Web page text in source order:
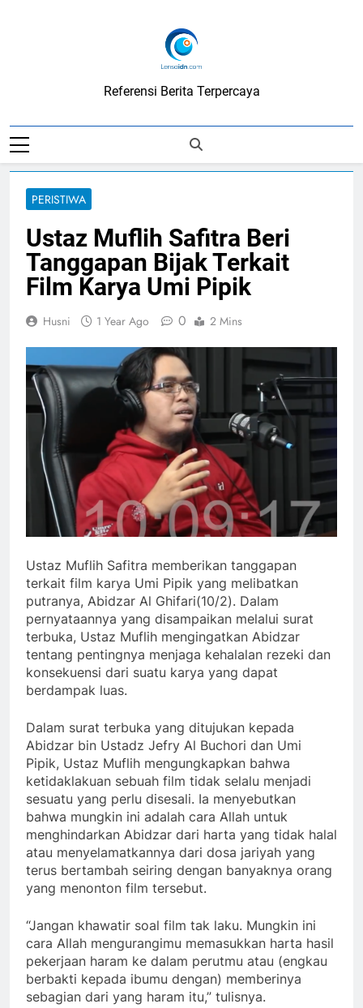
LensaIDN
Referensi Berita Terpercaya
PERISTIWA
Ustaz Muflih Safitra Beri
Tanggapan Bijak Terkait
Film Karya Umi Pipik
Husni 1 Year Ago 0 2 Mins
Ustaz Muflih Safitra memberikan tanggapan
terkait film karya Umi Pipik yang melibatkan
putranya, Abidzar Al Ghifari(10/2). Dalam
pernyataannya yang disampaikan melalui surat
terbuka, Ustaz Muflih mengingatkan Abidzar
tentang pentingnya menjaga kehalalan rezeki dan
konsekuensi dari suatu karya yang dapat
berdampak luas.
Dalam surat terbuka yang ditujukan kepada
Abidzar bin Ustadz Jefry Al Buchori dan Umi
Pipik, Ustaz Muflih mengungkapkan bahwa
ketidaklakuan sebuah film tidak selalu menjadi
sesuatu yang perlu disesali. Ia menyebutkan
bahwa mungkin ini adalah cara Allah untuk
menghindarkan Abidzar dari harta yang tidak halal
atau menyelamatkannya dari dosa jariyah yang
terus bertambah seiring dengan banyaknya orang
yang menonton film tersebut.
“Jangan khawatir soal film tak laku. Mungkin ini
cara Allah mengurangimu memasukkan harta hasil
pekerjaan haram ke dalam perutmu atau (engkau
berbakti kepada ibumu dengan) memberinya
sebagian dari yang haram itu,” tulisnya.